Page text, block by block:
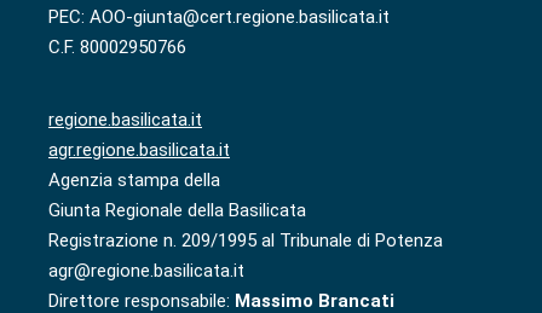
PEC: AOO-giunta@cert.regione.basilicata.it
C.F. 80002950766
regione.basilicata.it
agr.regione.basilicata.it
Agenzia stampa della
Giunta Regionale della Basilicata
Registrazione n. 209/1995 al Tribunale di Potenza
agr@regione.basilicata.it
Direttore responsabile: Massimo Brancati